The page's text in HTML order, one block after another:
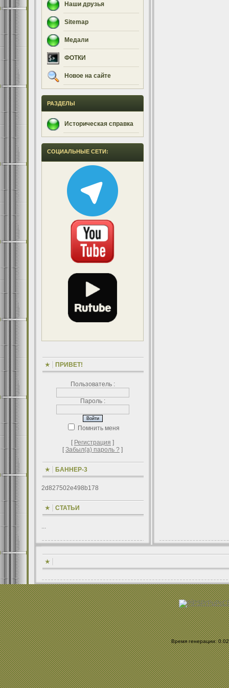
Наши друзья
Sitemap
Медали
ФОТКИ
Новое на сайте
РАЗДЕЛЫ
Историческая справка
СОЦИАЛЬНЫЕ СЕТИ:
ПРИВЕТ!
Пользователь :
Пароль :
Помнить меня
[ Регистрация ]
[Забыл(а) пароль ? ]
БАННЕР-3
2d827502e498b178
СТАТЬИ
...
Время генерации: